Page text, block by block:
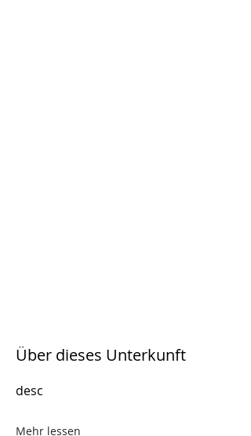
Über dieses Unterkunft
desc
Mehr lessen